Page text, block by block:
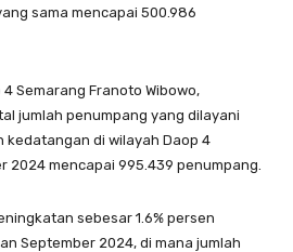
sama mencapai 500.986
Semarang Franoto Wibowo,
jumlah penumpang yang dilayani
di wilayah Daop 4
2024 mencapai 995.439 penumpang.
sebesar 1.6% persen
September 2024, di mana jumlah